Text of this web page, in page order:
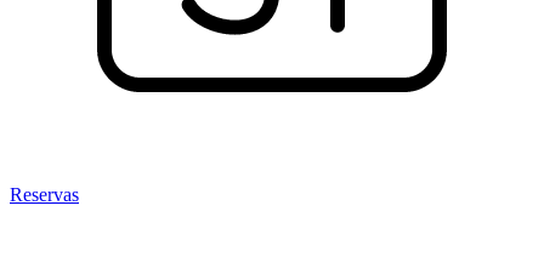
Reservas